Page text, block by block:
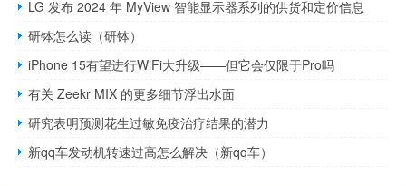
LG 发布 2024 年 MyView 智能显示器系列的​​供货和定价信息
研钵怎么读（研钵）
iPhone 15有望进行WiFi大升级——但它会仅限于Pro吗
有关 Zeekr MIX 的更多细节浮出水面
研究表明预测花生过敏免疫治疗结果的潜力
新qq车发动机转速过高怎么解决（新qq车）